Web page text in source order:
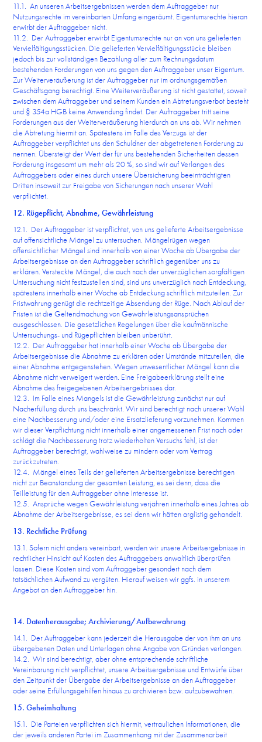
11.1. An unseren Arbeitsergebnissen werden dem Auftraggeber nur
Nutzungsrechte im vereinbarten Umfang eingeräumt. Eigentumsrechte hieran
erwirbt der Auftraggeber nicht.
11.2. Der Auftraggeber erwirbt Eigentumsrechte nur an von uns gelieferten
Vervielfältigungsstücken. Die gelieferten Vervielfältigungsstücke bleiben
jedoch bis zur vollständigen Bezahlung aller zum Rechnungsdatum
bestehenden Forderungen von uns gegen den Auftraggeber unser Eigentum.
Zur Weiterveräußerung ist der Auftraggeber nur im ordnungsgemäßen
Geschäftsgang berechtigt. Eine Weiterveräußerung ist nicht gestattet, soweit
zwischen dem Auftraggeber und seinem Kunden ein Abtretungsverbot besteht
und § 354a HGB keine Anwendung findet. Der Auftraggeber tritt seine
Forderungen aus der Weiterveräußerung hierdurch an uns ab. Wir nehmen
die Abtretung hiermit an. Spätestens im Falle des Verzugs ist der
Auftraggeber verpflichtet uns den Schuldner der abgetretenen Forderung zu
nennen. Übersteigt der Wert der für uns bestehenden Sicherheiten dessen
Forderung insgesamt um mehr als 20 %, so sind wir auf Verlangen des
Auftraggebers oder eines durch unsere Übersicherung beeinträchtigten
Dritten insoweit zur Freigabe von Sicherungen nach unserer Wahl
verpflichtet.
12. Rügepflicht, Abnahme, Gewährleistung
12.1. Der Auftraggeber ist verpflichtet, von uns gelieferte Arbeitsergebnisse
auf offensichtliche Mängel zu untersuchen. Mängelrügen wegen
offensichtlicher Mängel sind innerhalb von einer Woche ab Übergabe der
Arbeitsergebnisse an den Auftraggeber schriftlich gegenüber uns zu
erklären. Versteckte Mängel, die auch nach der unverzüglichen sorgfältigen
Untersuchung nicht festzustellen sind, sind uns unverzüglich nach Entdeckung,
spätestens innerhalb einer Woche ab Entdeckung schriftlich mitzuteilen. Zur
Fristwahrung genügt die rechtzeitige Absendung der Rüge. Nach Ablauf der
Fristen ist die Geltendmachung von Gewährleistungsansprüchen
ausgeschlossen. Die gesetzlichen Regelungen über die kaufmännische
Untersuchungs- und Rügepflichten bleiben unberührt.
12.2. Der Auftraggeber hat innerhalb einer Woche ab Übergabe der
Arbeitsergebnisse die Abnahme zu erklären oder Umstände mitzuteilen, die
einer Abnahme entgegenstehen. Wegen unwesentlicher Mängel kann die
Abnahme nicht verweigert werden. Eine Freigabeerklärung stellt eine
Abnahme des freigegebenen Arbeitsergebnisses dar.
12.3. Im Falle eines Mangels ist die Gewährleistung zunächst nur auf
Nacherfüllung durch uns beschränkt. Wir sind berechtigt nach unserer Wahl
eine Nachbesserung und/oder eine Ersatzlieferung vorzunehmen. Kommen
wir dieser Verpflichtung nicht innerhalb einer angemessenen Frist nach oder
schlägt die Nachbesserung trotz wiederholten Versuchs fehl, ist der
Auftraggeber berechtigt, wahlweise zu mindern oder vom Vertrag
zurückzutreten.
12.4. Mängel eines Teils der gelieferten Arbeitsergebnisse berechtigen
nicht zur Beanstandung der gesamten Leistung, es sei denn, dass die
Teilleistung für den Auftraggeber ohne Interesse ist.
12.5. Ansprüche wegen Gewährleistung verjähren innerhalb eines Jahres ab
Abnahme der Arbeitsergebnisse, es sei denn wir hätten arglistig gehandelt.
13. Rechtliche Prüfung
13.1. Sofern nicht anders vereinbart, werden wir unsere Arbeitsergebnisse in
rechtlicher Hinsicht auf Kosten des Auftraggebers anwaltlich überprüfen
lassen. Diese Kosten sind vom Auftraggeber gesondert nach dem
tatsächlichen Aufwand zu vergüten. Hierauf weisen wir ggfs. in unserem
Angebot an den Auftraggeber hin.
14. Datenherausgabe; Archivierung/Aufbewahrung
14.1. Der Auftraggeber kann jederzeit die Herausgabe der von ihm an uns
übergebenen Daten und Unterlagen ohne Angabe von Gründen verlangen.
14.2. Wir sind berechtigt, aber ohne entsprechende schriftliche
Vereinbarung nicht verpflichtet, unsere Arbeitsergebnisse und Entwürfe über
den Zeitpunkt der Übergabe der Arbeitsergebnisse an den Auftraggeber
oder seine Erfüllungsgehilfen hinaus zu archivieren bzw. aufzubewahren.
15. Geheimhaltung
15.1. Die Parteien verpflichten sich hiermit, vertraulichen Informationen, die
der jeweils anderen Partei im Zusammenhang mit der Zusammenarbeit